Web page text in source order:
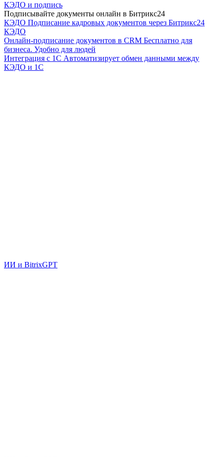
КЭДО и подпись
Подписывайте документы онлайн в Битрикс24
КЭДО Подписание кадровых документов через Битрикс24
КЭДО
Онлайн-подписание документов в CRM Бесплатно для
бизнеса. Удобно для людей
Интеграция с 1С Автоматизирует обмен данными между
КЭДО и 1С
ИИ и BitrixGPT